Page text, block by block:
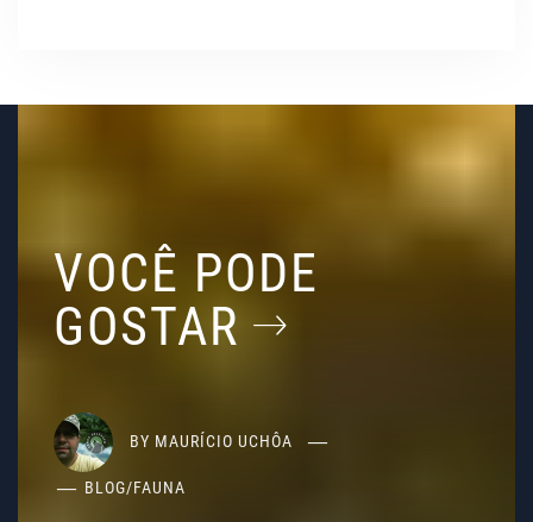
VOCÊ PODE
GOSTAR
BY MAURÍCIO UCHÔA
BLOG/FAUNA